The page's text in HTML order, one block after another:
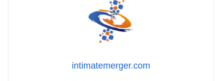
intimatemerger.com